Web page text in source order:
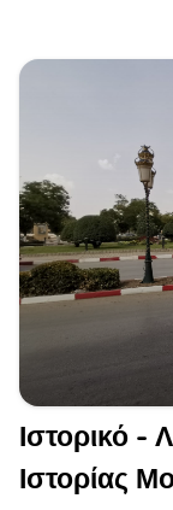
Ιστορικό -
Ιστορίας